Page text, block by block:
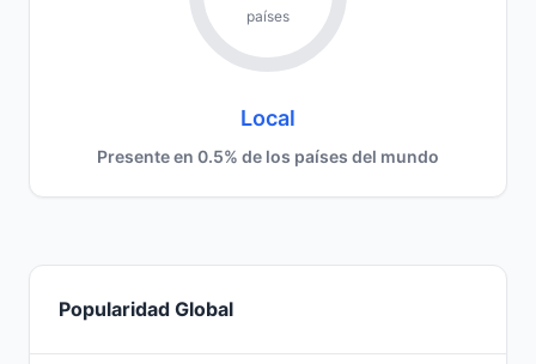
países
Local
Presente en 0.5% de los países del mundo
Popularidad Global